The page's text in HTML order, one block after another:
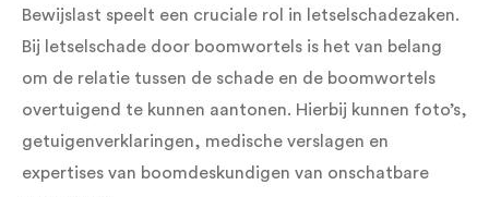
Bewijslast speelt een cruciale rol in letselschadezaken.
Bij letselschade door boomwortels is het van belang
om de relatie tussen de schade en de boomwortels
overtuigend te kunnen aantonen. Hierbij kunnen foto’s,
getuigenverklaringen, medische verslagen en
expertises van boomdeskundigen van onschatbare